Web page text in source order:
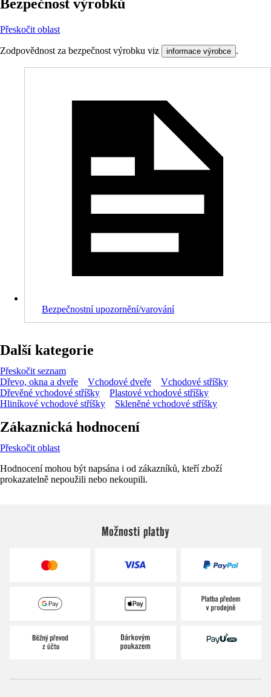
Bezpečnost výrobků
Přeskočit oblast
Zodpovědnost za bezpečnost výrobku viz informace výrobce .
Bezpečnostní upozornění/varování
Další kategorie
Přeskočit seznam
Dřevo, okna a dveře
Vchodové dveře
Vchodové stříšky
Dřevěné vchodové stříšky
Plastové vchodové stříšky
Hliníkové vchodové stříšky
Skleněné vchodové stříšky
Zákaznická hodnocení
Přeskočit oblast
Hodnocení mohou být napsána i od zákazníků, kteří zboží
prokazatelně nepoužili nebo nekoupili.
Možnosti platby